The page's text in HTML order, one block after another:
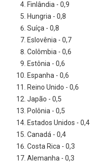
Finlândia - 0,9
Hungria - 0,8
Suíça - 0,8
Eslovênia - 0,7
Colômbia - 0,6
Estônia - 0,6
Espanha - 0,6
Reino Unido - 0,6
Japão - 0,5
Polônia - 0,5
Estados Unidos - 0,4
Canadá - 0,4
Costa Rica - 0,3
Alemanha - 0,3